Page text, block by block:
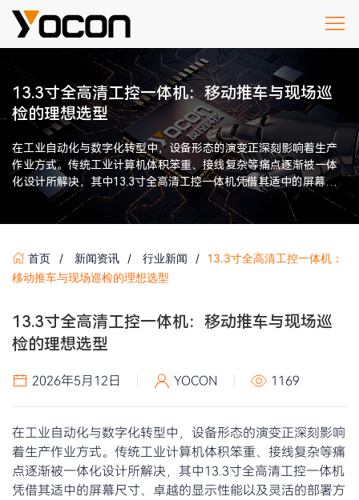
13.3寸全高清工控一体机：移动推车与现场巡
检的理想选型
在工业自动化与数字化转型中，设备形态的演变正深刻影响着生产
作业方式。传统工业计算机体积笨重、接线复杂等痛点逐渐被一体
化设计所解决，其中13.3寸全高清工控一体机凭借其适中的屏幕尺
寸、卓越的显示性能以及 […]
首页 新闻资讯 行业新闻
13.3寸全高清工控一体机：
移动推车与现场巡检的理想选型
13.3寸全高清工控一体机：移动推车与现场巡
检的理想选型
2026年5月12日 YOCON 1169
在工业自动化与数字化转型中，设备形态的演变正深刻影响
着生产作业方式。传统工业计算机体积笨重、接线复杂等痛
点逐渐被一体化设计所解决，其中13.3寸全高清工控一体机
凭借其适中的屏幕尺寸、卓越的显示性能以及灵活的部署方